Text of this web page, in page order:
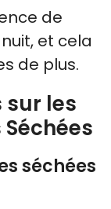
de
et cela
de plus.
sur les
séchées